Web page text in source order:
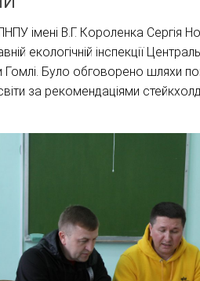
імені В.Г. Короленка Сергія
екологічній інспекції
Гомлі. Було обговорено шляхи
за рекомендаціями